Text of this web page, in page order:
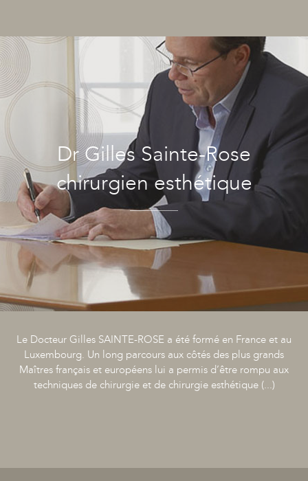
Dr Gilles Sainte-Rose
chirurgien esthétique
Le Docteur Gilles SAINTE-ROSE a été formé en France et au
Luxembourg. Un long parcours aux côtés des plus grands
Maîtres français et européens lui a permis d’être rompu aux
techniques de chirurgie et de chirurgie esthétique (...)